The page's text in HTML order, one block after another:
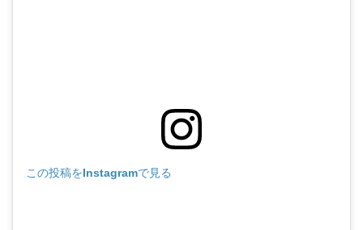
この投稿をInstagramで見る